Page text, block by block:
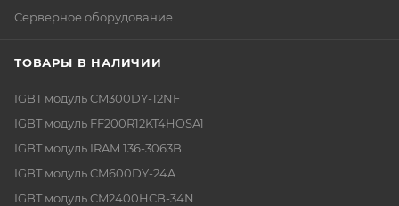
Серверное оборудование
ТОВАРЫ В НАЛИЧИИ
IGBT модуль CM300DY-12NF
IGBT модуль FF200R12KT4HOSA1
IGBT модуль IRAM 136-3063B
IGBT модуль CM600DY-24A
IGBT модуль CM2400HCB-34N